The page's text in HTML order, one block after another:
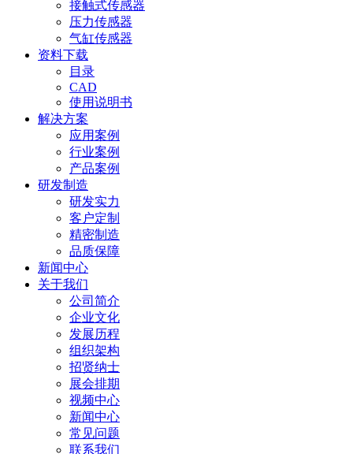
接触式传感器
压力传感器
气缸传感器
资料下载
目录
CAD
使用说明书
解决方案
应用案例
行业案例
产品案例
研发制造
研发实力
客户定制
精密制造
品质保障
新闻中心
关于我们
公司简介
企业文化
发展历程
组织架构
招贤纳士
展会排期
视频中心
新闻中心
常见问题
联系我们